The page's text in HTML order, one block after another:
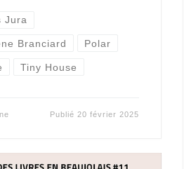
Jura
Branciard Polar
Tiny House
Publié 20 février 2025